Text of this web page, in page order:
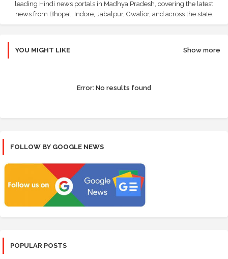
leading Hindi news portals in Madhya Pradesh, covering the latest
news from Bhopal, Indore, Jabalpur, Gwalior, and across the state.
YOU MIGHT LIKE Show more
Error: No results found
FOLLOW BY GOOGLE NEWS
POPULAR POSTS